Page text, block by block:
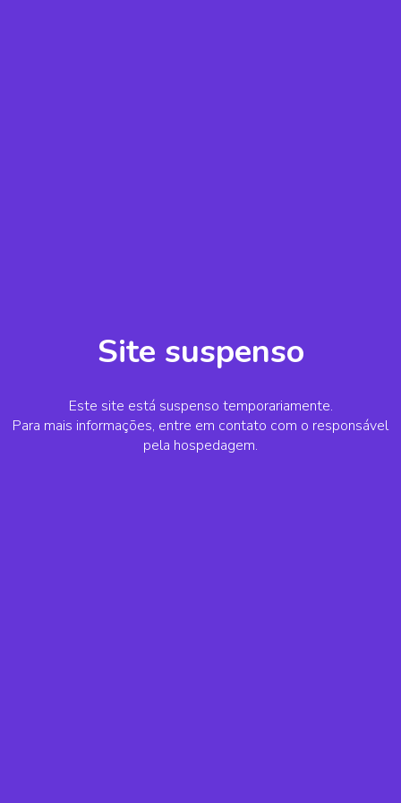
Site suspenso
Este site está suspenso temporariamente.
Para mais informações, entre em contato com o responsável
pela hospedagem.